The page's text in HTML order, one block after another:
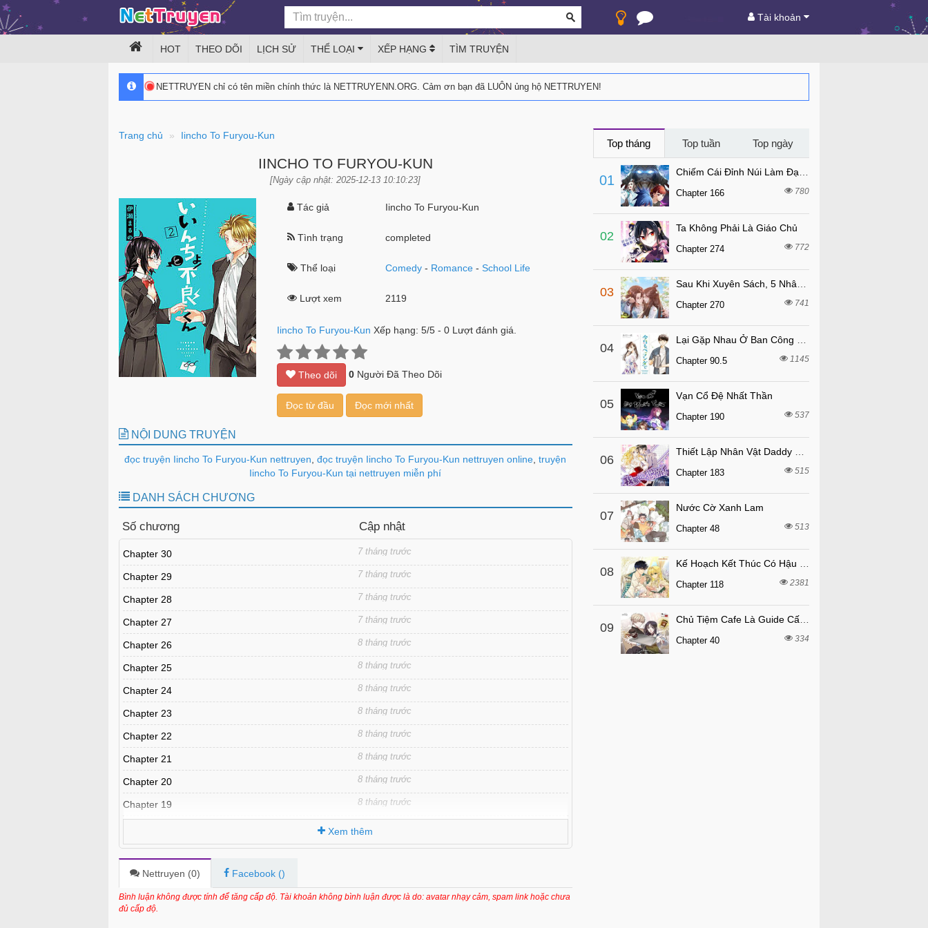
Tài khoản
HOT THEO DÕI LỊCH SỬ THỂ LOẠI XẾP HẠNG TÌM TRUYỆN
NETTRUYEN chỉ có tên miền chính thức là NETTRUYENN.ORG. Cảm ơn bạn đã LUÔN ủng hộ NETTRUYEN!
Trang chủ Iincho To Furyou-Kun
IINCHO TO FURYOU-KUN
[Ngày cập nhật: 2025-12-13 10:10:23]
Tác giả Iincho To Furyou-Kun
Tình trạng completed
Thể loại Comedy - Romance -School Life
Lượt xem 2119
Iincho To Furyou-Kun Xếp hạng: 5/5- 0Lượt đánh giá.
Theo dõi 0Người Đã Theo Dõi
Đọc từ đầu Đọc mới nhất
NỘI DUNG TRUYỆN
đọc truyện Iincho To Furyou-Kun nettruyen đọc truyện Iincho To Furyou-Kun nettruyen online truyện
Iincho To Furyou-Kun tại nettruyen miễn phí
DANH SÁCH CHƯƠNG
Số chương Cập nhật
Chapter 30 7 tháng trước
Chapter 29 7 tháng trước
Chapter 28 7 tháng trước
Chapter 27 7 tháng trước
Chapter 26 8 tháng trước
Chapter 25 8 tháng trước
Chapter 24 8 tháng trước
Chapter 23 8 tháng trước
Chapter 22 8 tháng trước
Chapter 21 8 tháng trước
Chapter 20 8 tháng trước
Chapter 19 8 tháng trước
Chapter 17 8 tháng trước
Chapter 16
Chapter 15.5 8 tháng trước
Xem thêm
Nettruyen (0) Facebook ()
Bình luận không được tính để tăng cấp độ. Tài khoản không bình luận được là do: avatar nhạy cảm, spam link hoặc chưa
đủ cấp độ.
Top tháng Top tuần Top ngày
01
Chapter 166 780
02
Ta Không Phải Là Giáo Chủ
Chapter 274 772
03
Chapter 270 741
04
Chapter 90.5 1145
05
Vạn Cổ Đệ Nhất Thần
Chapter 190 537
06
Chapter 183 515
07
Nước Cờ Xanh Lam
Chapter 48 513
08
Chapter 118 2381
09
Chủ Tiệm Cafe Là Guide Cấp S
Chapter 40 334